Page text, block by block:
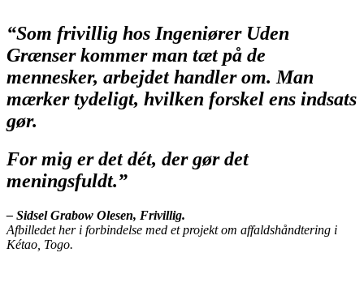
“Som frivillig hos Ingeniører Uden
Grænser kommer man tæt på de
mennesker, arbejdet handler om.Man
mærker tydeligt, hvilken forskel ens indsats
gør.
For mig er det dét, der gør det
meningsfuldt.”
– Sidsel Grabow Olesen, Frivillig.
Afbilledet her i forbindelse med et projekt om affaldshåndtering i
Kétao, Togo.